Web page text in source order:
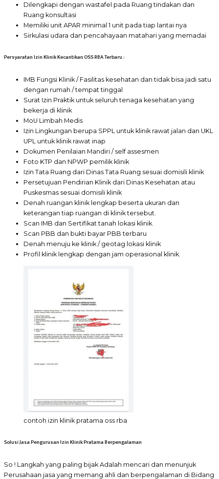
Dilengkapi dengan wastafel pada Ruang tindakan dan
Ruang konsultasi
Memiliki unit APAR minimal 1 unit pada tiap lantai nya
Sirkulasi udara dan pencahayaan matahari yang memadai
Persyaratan Izin Klinik Kecantikan OSS RBA Terbaru :
IMB Fungsi Klinik / Fasilitas kesehatan dan tidak bisa jadi satu
dengan rumah / tempat tinggal
Surat Izin Praktik untuk seluruh tenaga kesehatan yang
bekerja di klinik
MoU Limbah Medis
Izin Lingkungan berupa SPPL untuk klinik rawat jalan dan UKL
UPL untuk klinik rawat inap
Dokumen Penilaian Mandiri / self assesmen
Foto KTP dan NPWP pemilik klinik
Izin Tata Ruang dari Dinas Tata Ruang sesuai domisili klinik
Persetujuan Pendirian Klinik dari Dinas Kesehatan atau
Puskesmas sesuai domisili klinik
Denah ruangan klinik lengkap beserta ukuran dan
keterangan tiap ruangan di klinik tersebut.
Scan IMB dan Sertifikat tanah lokasi klinik.
Scan PBB dan bukti bayar PBB terbaru
Denah menuju ke klinik / geotag lokasi klinik
Profil klinik lengkap dengan jam operasional klinik.
contoh izin klinik pratama oss rba
Solusi Jasa Pengurusan Izin Klinik Pratama Berpengalaman
So ! Langkah yang paling bijak Adalah mencari dan menunjuk
Perusahaan jasa yang memang ahli dan berpengalaman di Bidang